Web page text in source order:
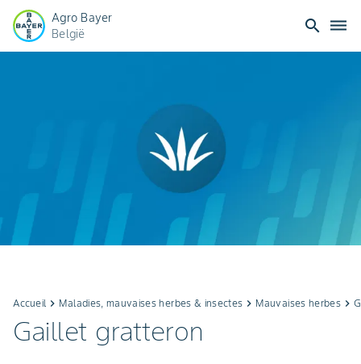
Agro Bayer
België
search dehaze
Accueil keyboard_arrow_right Maladies, mauvaises herbes & insectes keyboard_arrow_right Mauvaises herbes keyboard_arrow_right
Gaillet gratteron